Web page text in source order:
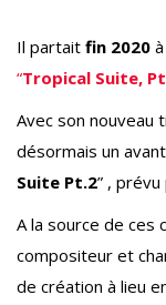
Il partait fin 2020
“Tropical Suite,
Avec son nouveau
désormais un
Suite Pt.2” ,
A la source de ces
compositeur et
de création à lieu